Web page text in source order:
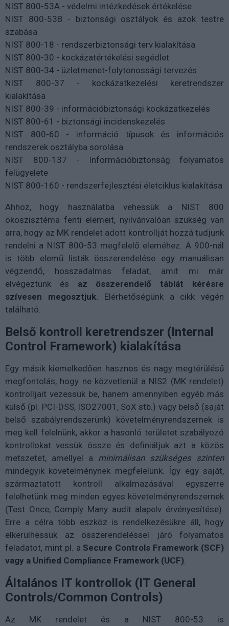
NIST 800-53A - védelmi intézkedések értékelése
NIST 800-53B - biztonsági osztályok és azok testre
szabása
NIST 800-18 - rendszerbiztonsági terv kialakítása
NIST 800-30 - kockázatértékelési segédlet
NIST 800-34 - üzletmenet-folytonossági tervezés
NIST 800-37 - kockázatkezelési keretrendszer
kialakítása
NIST 800-39 - információbiztonsági kockázatkezelés
NIST 800-61 - biztonsági incidenskezelés
NIST 800-60 - információ típusok és információs
rendszerek osztályba sorolása
NIST 800-137 - Információbiztonság folyamatos
felügyelete
NIST 800-160 - rendszerfejlesztési életciklus kialakítása
Ahhoz, hogy használatba vehessük a NIST 800
ökoszisztéma fenti elemeit, nyilvánvalóan szükség van
arra, hogy az MK rendelet adott kontrollját hozzá tudjunk
rendelni a NIST 800-53 megfelelő eleméhez. A 900-nál
is több elemű listák összerendelése egy manuálisan
végzendő, hosszadalmas feladat, amit mi már
elvégeztünk és az összerendelő táblát kérésre
szívesen megosztjuk. Elérhetőségünk a cikk végén
található.
Belső kontroll keretrendszer (Internal
Control Framework) kialakítása
Egy másik kiemelkedően hasznos és nagy megtérülésű
megfontolás, hogy ne közvetlenül a NIS2 (MK rendelet)
kontrolljait vezessük be, hanem amennyiben egyéb más
külső (pl. PCI-DSS, ISO27001, SoX stb.) vagy belső (saját
belső szabályrendszerünk) követelményrendszernek is
meg kell felelnünk, akkor a hasonló területet szabályozó
kontrollokat vessük össze és definiáljuk azt a közös
metszetet, amellyel a minimálisan szükséges szinten
mindegyik követelménynek megfelelünk. Így egy saját,
származtatott kontroll alkalmazásával egyszerre
felelhetünk meg minden egyes követelményrendszernek
(Test Once, Comply Many audit alapelv érvényesítése).
Erre a célra több eszköz is rendelkezésükre áll, hogy
elkerülhessük az összerendeléssel járó folyamatos
feladatot, mint pl. aSecure Controls Framework (SCF)
vagy a Unified Compliance Framework (UCF)
Általános IT kontrollok (IT General
Controls/Common Controls)
Az MK rendelet és a NIST 800-53 is